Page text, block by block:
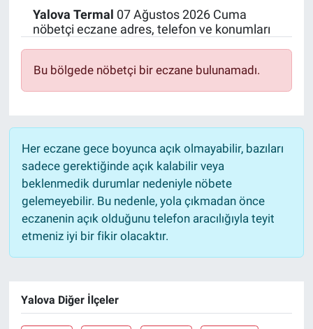
Yalova Termal 07 Ağustos 2026 Cuma
nöbetçi eczane adres, telefon ve konumları
Bu bölgede nöbetçi bir eczane bulunamadı.
Her eczane gece boyunca açık olmayabilir, bazıları
sadece gerektiğinde açık kalabilir veya
beklenmedik durumlar nedeniyle nöbete
gelemeyebilir. Bu nedenle, yola çıkmadan önce
eczanenin açık olduğunu telefon aracılığıyla teyit
etmeniz iyi bir fikir olacaktır.
Yalova Diğer İlçeler